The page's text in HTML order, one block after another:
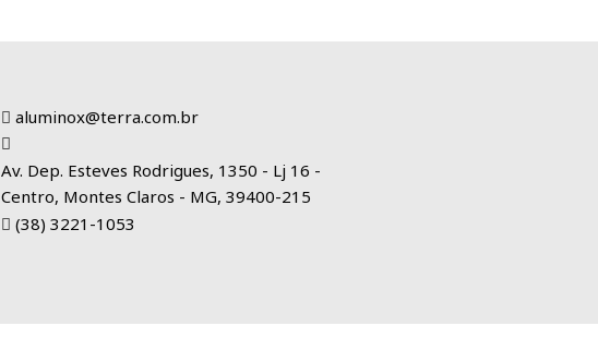
aluminox@terra.com.br
Av. Dep. Esteves Rodrigues, 1350 - Lj 16 -
Centro, Montes Claros - MG, 39400-215
(38) 3221-1053